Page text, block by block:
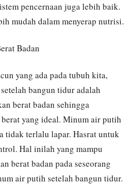
pencernaan juga lebih baik.
mudah dalam menyerap nutrisi.
Badan
yang ada pada tubuh kita,
bangun tidur adalah
berat badan sehingga
yang ideal. Minum air putih
tidak terlalu lapar. Hasrat untuk
Hal inilah yang mampu
berat badan pada seseorang
air putih setelah bangun tidur.